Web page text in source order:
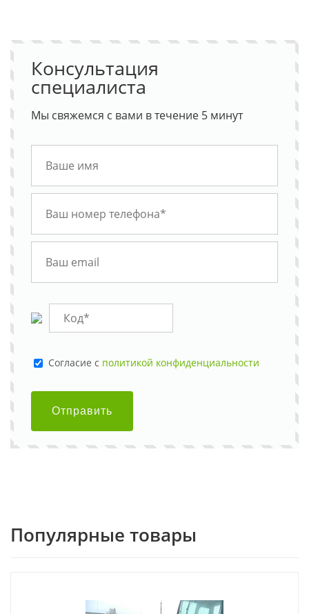
Консультация
специалиста
Мы свяжемся с вами в течение 5 минут
Cогласие с политикой конфиденциальности
Отправить
Популярные товары